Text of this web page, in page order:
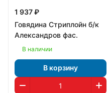
1 937 ₽
Говядина Стриплойн б/к
Александров фас.
В наличии
В корзину